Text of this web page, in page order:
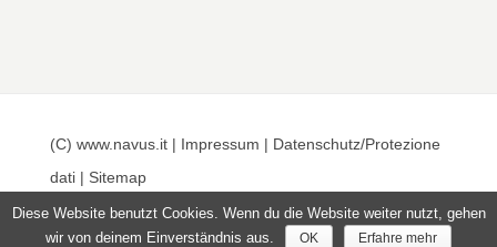
(C) www.navus.it | Impressum | Datenschutz/Protezione
dati | Sitemap
Diese Website benutzt Cookies. Wenn du die Website weiter nutzt, gehen
wir von deinem Einverständnis aus.
OK Erfahre mehr